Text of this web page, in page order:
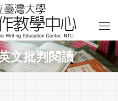
文批判閱讀